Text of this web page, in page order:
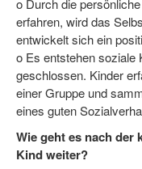
erfahren, wird das
entwickelt sich ein
o Es entstehen soziale
geschlossen. Kinder
einer Gruppe und
eines guten
Wie geht es nach
Kind weiter?